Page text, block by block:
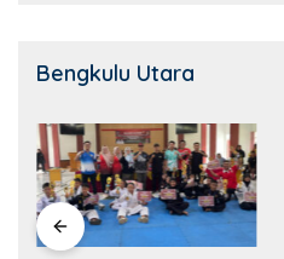
Bengkulu Utara